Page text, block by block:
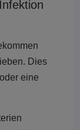
Dies
eine